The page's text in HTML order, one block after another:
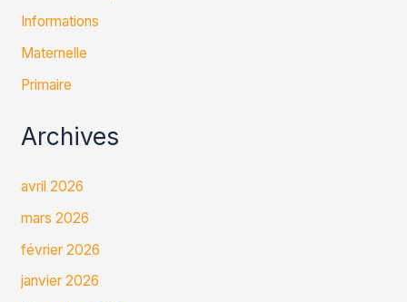
Informations
Maternelle
Primaire
Archives
avril 2026
mars 2026
février 2026
janvier 2026